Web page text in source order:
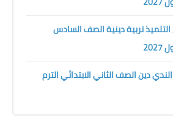
تربية دينية الصف السادس
دين الصف الثاني الابتدائي الترم